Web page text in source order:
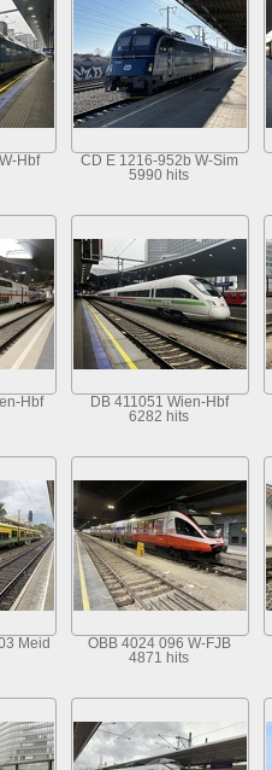
Hbf
CD E 1216-952b W-Sim
5990 hits
Hbf
DB 411051 Wien-Hbf
6282 hits
Meid
OBB 4024 096 W-FJB
4871 hits